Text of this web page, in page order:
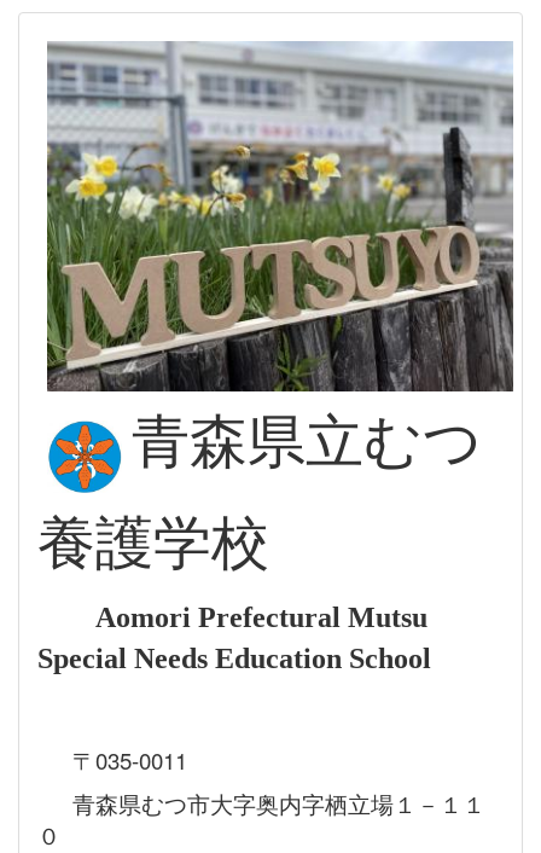
青森県立むつ
養護学校
Aomori Prefectural Mutsu
Special Needs Education School
〒035-0011
青森県むつ市大字奥内字栖立場１－１１
０